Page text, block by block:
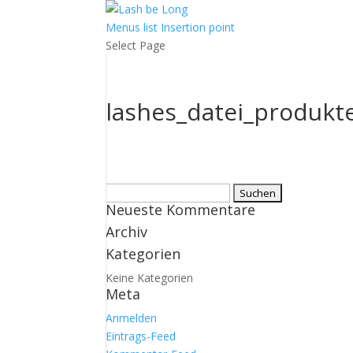
Menus list Insertion point
Select Page
nach:
Neueste Kommentare
Archiv
Kategorien
Keine Kategorien
Meta
Anmelden
Eintrags-Feed